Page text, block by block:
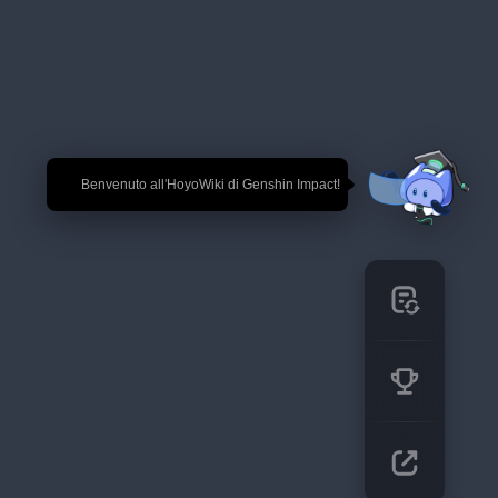
🎉 Benvenuto all'HoyoWiki di Genshin Impact!